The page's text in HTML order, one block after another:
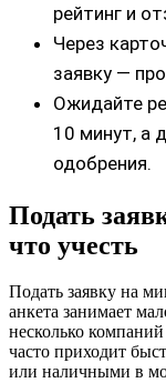
рейтинг и
Через
заявку —
Ожидайте
10 минут, а
одобрения.
Подать
что учесть
Подать заявку на
анкета занимает
несколько
часто приходит
или наличными в